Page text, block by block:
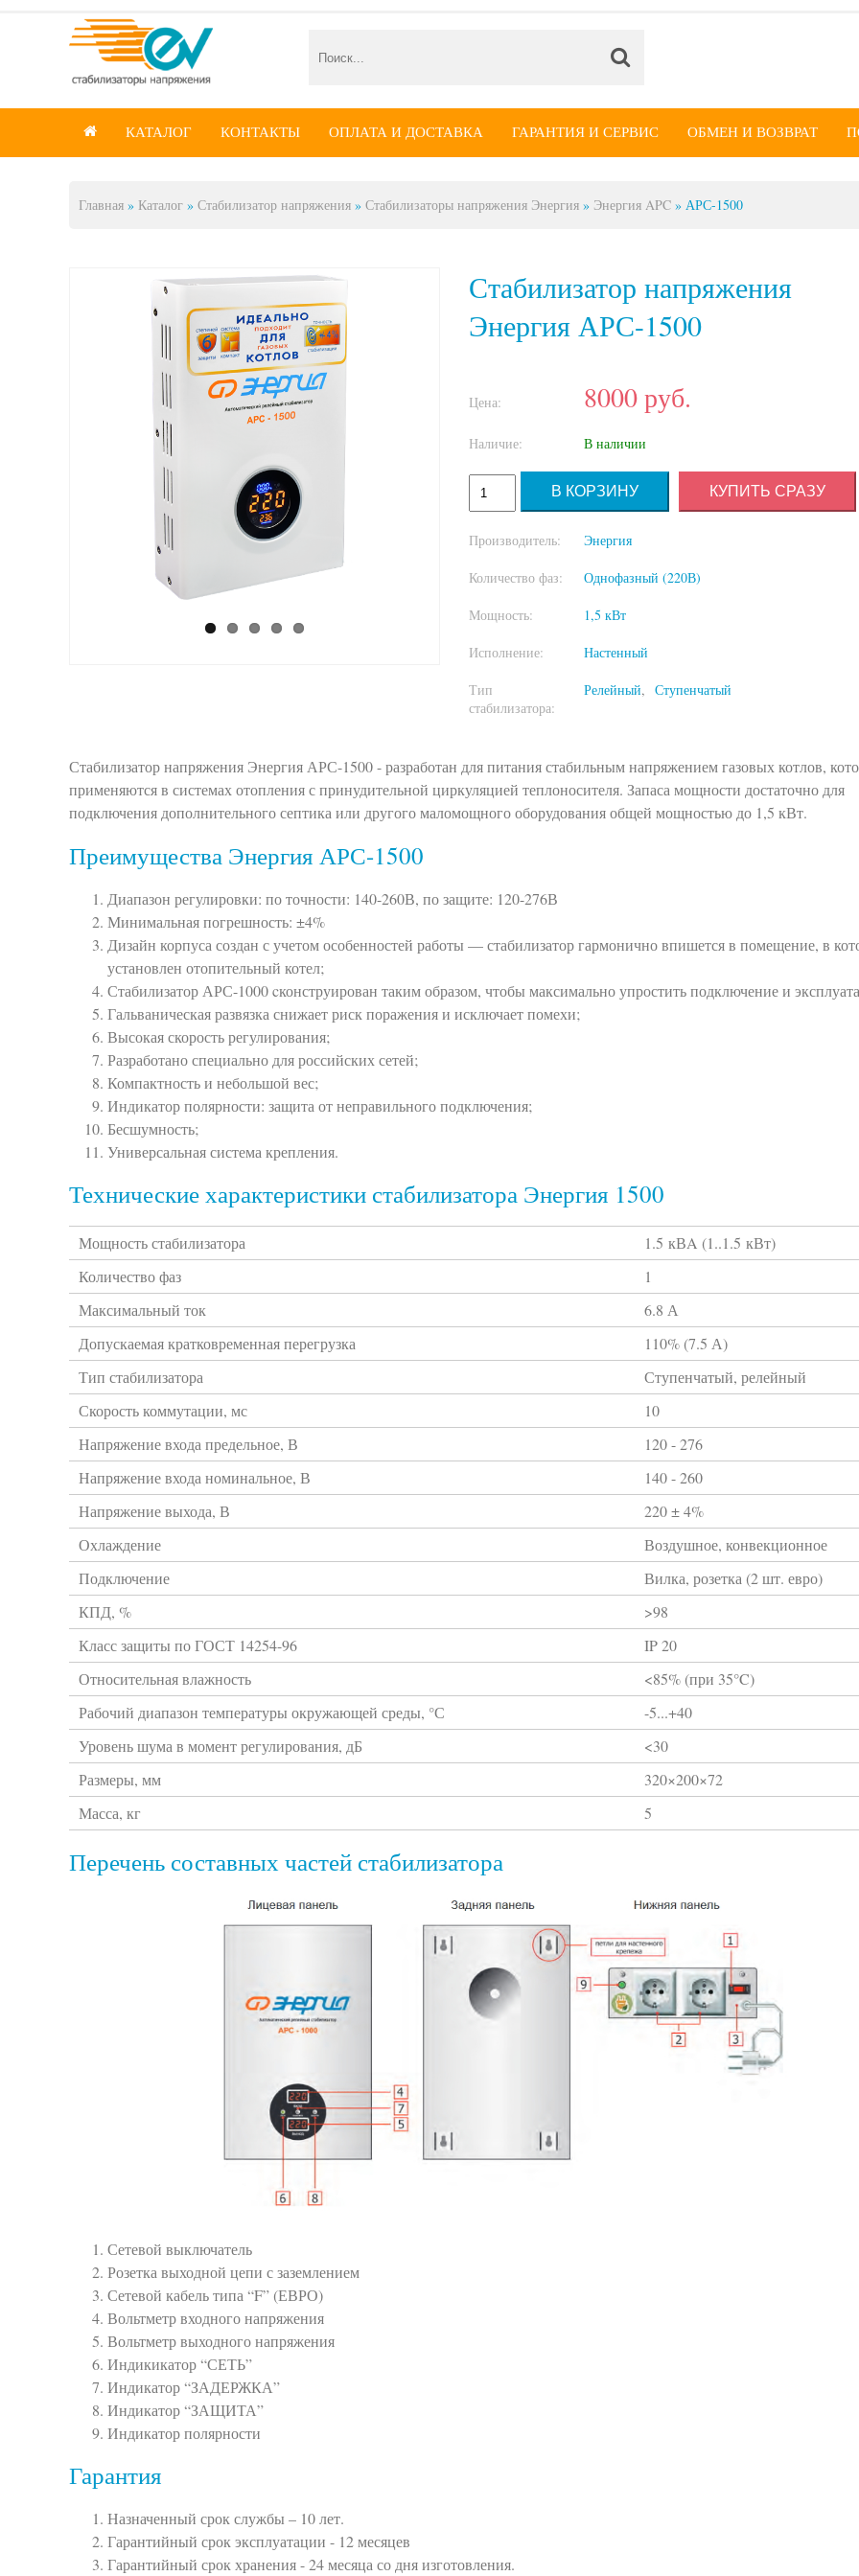
 КАТАЛОГ КОНТАКТЫ ОПЛАТА И ДОСТАВКА ГАРАНТИЯ И СЕРВИС ОБМЕН И ВОЗВРАТ
Вы здесь
Главная » Каталог » Стабилизатор напряжения » Стабилизаторы напряжения Энергия » Энергия APC » АРС-1500
Стабилизатор напряжения
Энергия АРС-1500
Цена: 8000руб.
Наличие: В наличии
КУПИТЬ СРАЗУ
Производитель: Энергия
Количество фаз: Однофазный (220В)
Мощность: 1,5 кВт
Исполнение: Настенный
Тип
стабилизатора:
Релейный Ступенчатый
Стабилизатор напряжения Энергия АРС-1500 - разработан для питания стабильным напряжением газовых котлов,
применяются в системах отопления с принудительной циркуляцией теплоносителя. Запаса мощности достаточно для
подключения дополнительного септика или другого маломощного оборудования общей мощностью до 1,5 кВт.
Преимущества Энергия АРС-1500
Диапазон регулировки: по точности: 140-260В, по защите: 120-276В
Минимальная погрешность: ±4%
Дизайн корпуса создан с учетом особенностей работы — стабилизатор гармонично впишется в помещение, в
установлен отопительный котел;
Стабилизатор АРС-1000 cконструирован таким образом, чтобы максимально упростить подключение и
Гальваническая развязка снижает риск поражения и исключает помехи;
Высокая скорость регулирования;
Разработано специально для российских сетей;
Компактность и небольшой вес;
Индикатор полярности: защита от неправильного подключения;
Бесшумность;
Универсальная система крепления.
Технические характеристики стабилизатора Энергия 1500
Мощность стабилизатора
1.5 кВA (1..1.5 кВт)
Количество фаз
1
Максимальный ток
6.8 А
Допускаемая кратковременная перегрузка
110% (7.5 А)
Тип стабилизатора
Ступенчатый, релейный
Скорость коммутации, мс
10
Напряжение входа предельное, В
120 - 276
Напряжение входа номинальное, В
140 - 260
Напряжение выхода, В
220 ± 4%
Охлаждение
Воздушное, конвекционное
Подключение
Вилка, розетка (2 шт. евро)
КПД, %
>98
Класс защиты по ГОСТ 14254-96
IP 20
Относительная влажность
<85% (при 35°C)
Рабочий диапазон температуры окружающей среды, °С
-5...+40
Уровень шума в момент регулирования, дБ
<30
Размеры, мм
320×200×72
Масса, кг
5
Перечень составных частей стабилизатора
Сетевой выключатель
Розетка выходной цепи с заземлением
Сетевой кабель типа “F” (ЕВРО)
Вольтметр входного напряжения
Вольтметр выходного напряжения
Индикикатор “СЕТЬ”
Индикатор “ЗАДЕРЖКА”
Индикатор “ЗАЩИТА”
Индикатор полярности
Гарантия
Назначенный срок службы – 10 лет.
Гарантийный срок эксплуатации - 12 месяцев
Гарантийный срок хранения - 24 месяца со дня изготовления.